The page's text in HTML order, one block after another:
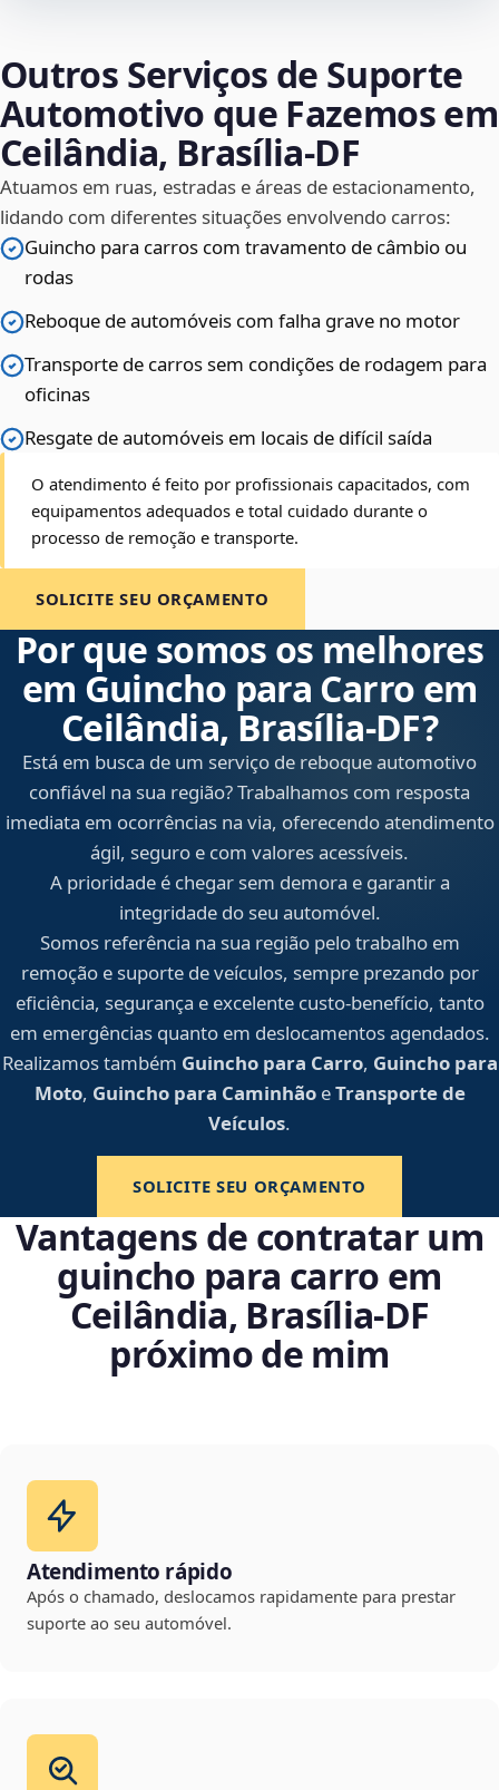
Outros Serviços de Suporte
Automotivo que Fazemos em
Ceilândia, Brasília‑DF
Atuamos em ruas, estradas e áreas de estacionamento,
lidando com diferentes situações envolvendo carros:
Guincho para carros com travamento de câmbio ou
rodas
Reboque de automóveis com falha grave no motor
Transporte de carros sem condições de rodagem para
oficinas
Resgate de automóveis em locais de difícil saída
O atendimento é feito por profissionais capacitados, com
equipamentos adequados e total cuidado durante o
processo de remoção e transporte.
SOLICITE SEU ORÇAMENTO
Por que somos os melhores
em Guincho para Carro em
Ceilândia, Brasília‑DF?
Está em busca de um serviço de reboque automotivo
confiável na sua região? Trabalhamos com resposta
imediata em ocorrências na via, oferecendo atendimento
ágil, seguro e com valores acessíveis.
A prioridade é chegar sem demora e garantir a
integridade do seu automóvel.
Somos referência na sua região pelo trabalho em
remoção e suporte de veículos, sempre prezando por
eficiência, segurança e excelente custo-benefício, tanto
em emergências quanto em deslocamentos agendados.
Realizamos também Guincho para Carro, Guincho para
Moto, Guincho para CaminhãoeTransporte de
Veículos.
SOLICITE SEU ORÇAMENTO
Vantagens de contratar um
guincho para carro em
Ceilândia, Brasília‑DF
próximo de mim
Atendimento rápido
Após o chamado, deslocamos rapidamente para prestar
suporte ao seu automóvel.